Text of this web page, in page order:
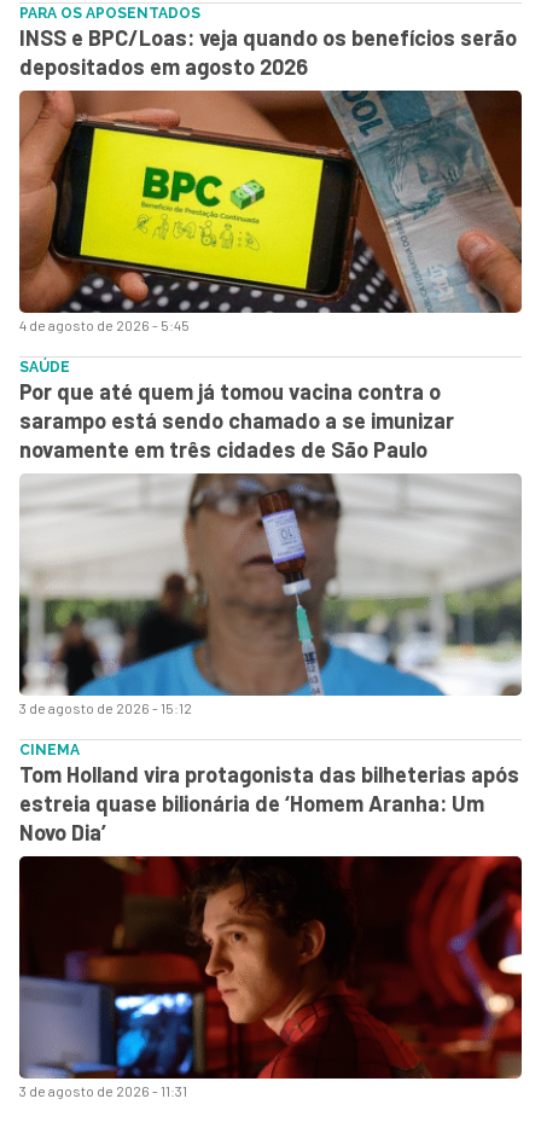
4 de agosto de 2026 - 5:45
PARA OS APOSENTADOS
INSS e BPC/Loas: veja quando os benefícios serão
depositados em agosto 2026
3 de agosto de 2026 - 15:12
SAÚDE
Por que até quem já tomou vacina contra o
sarampo está sendo chamado a se imunizar
novamente em três cidades de São Paulo
3 de agosto de 2026 - 11:31
CINEMA
Tom Holland vira protagonista das bilheterias após
estreia quase bilionária de ‘Homem Aranha: Um
Novo Dia’